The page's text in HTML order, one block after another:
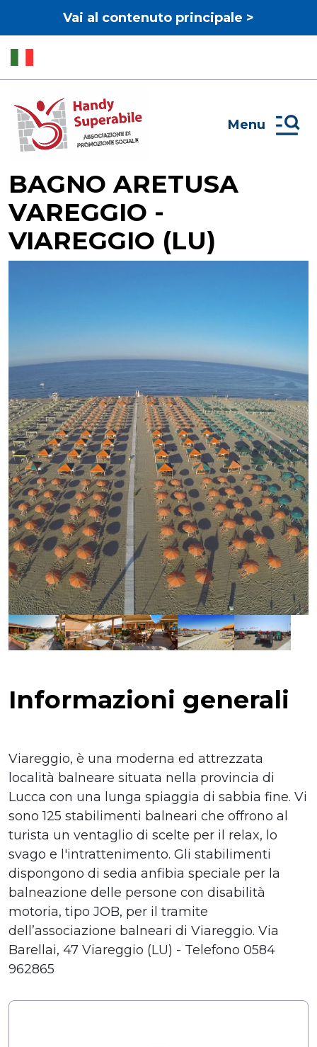
Vai al contenuto principale >
Menu
BAGNO ARETUSA
VAREGGIO -
VIAREGGIO (LU)
Informazioni generali
Viareggio, è una moderna ed attrezzata
località balneare situata nella provincia di
Lucca con una lunga spiaggia di sabbia fine. Vi
sono 125 stabilimenti balneari che offrono al
turista un ventaglio di scelte per il relax, lo
svago e l'intrattenimento. Gli stabilimenti
dispongono di sedia anfibia speciale per la
balneazione delle persone con disabilità
motoria, tipo JOB, per il tramite
dell’associazione balneari di Viareggio. Via
Barellai, 47 Viareggio (LU) - Telefono 0584
962865